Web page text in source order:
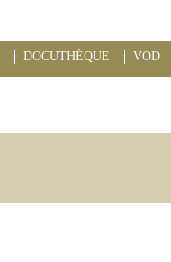
DOCUTHÈQUE VOD